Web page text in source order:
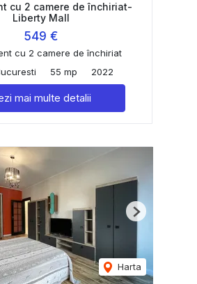
cu 2 camere de închiriat-
Liberty Mall
549 €
cu 2 camere de închiriat
55 mp 2022
mai multe detalii
Harta
Next